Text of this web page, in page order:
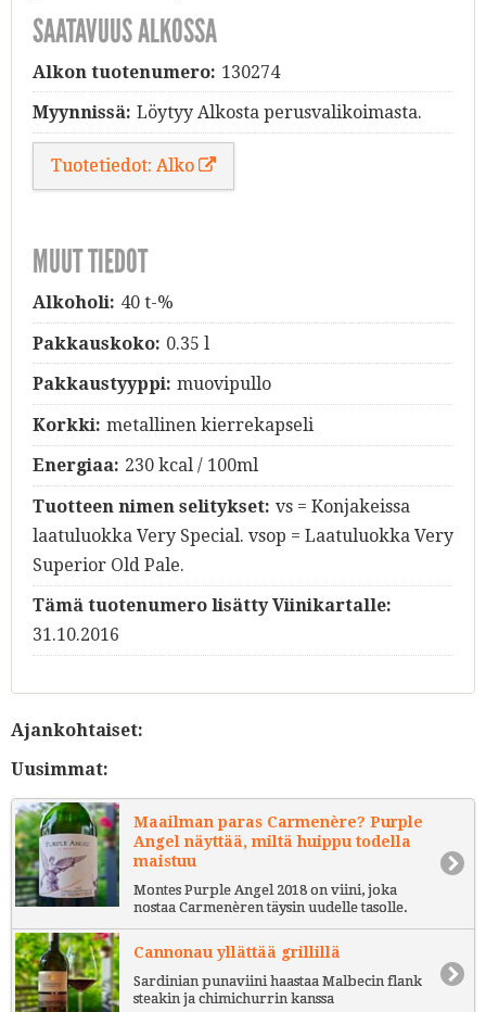
SAATAVUUS ALKOSSA
Alkon tuotenumero: 130274
Myynnissä: Löytyy Alkosta perusvalikoimasta.
Tuotetiedot: Alko
MUUT TIEDOT
Alkoholi: 40 t-%
Pakkauskoko: 0.35 l
Pakkaustyyppi: muovipullo
Korkki: metallinen kierrekapseli
Energiaa: 230 kcal / 100ml
Tuotteen nimen selitykset: vs = Konjakeissa
laatuluokka Very Special. vsop = Laatuluokka Very
Superior Old Pale.
Tämä tuotenumero lisätty Viinikartalle:
31.10.2016
Ajankohtaiset:
Uusimmat:
Maailman paras Carmenère? Purple
Angel näyttää, miltä huippu todella
maistuu
Montes Purple Angel 2018 on viini, joka
nostaa Carmenèren täysin uudelle tasolle.
Cannonau yllättää grillillä
Sardinian punaviini haastaa Malbecin flank
steakin ja chimichurrin kanssa